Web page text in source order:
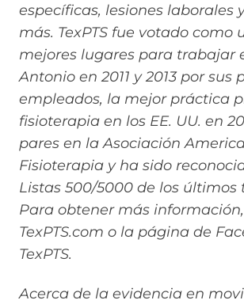
específicas, lesiones laborales
más. TexPTS fue votado como
mejores lugares para trabajar
Antonio en 2011 y 2013 por sus
empleados, la mejor práctica
fisioterapia en los EE. UU. en
pares en la Asociación
Fisioterapia y ha sido
Listas 500/5000 de los últimos
Para obtener más
TexPTS.com o la página de
TexPTS.
Acerca de la evidencia en